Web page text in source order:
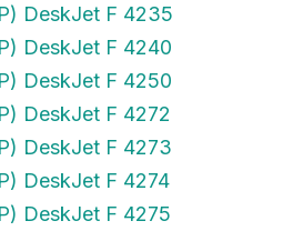
DeskJet F 4235
DeskJet F 4240
DeskJet F 4250
DeskJet F 4272
DeskJet F 4273
DeskJet F 4274
DeskJet F 4275